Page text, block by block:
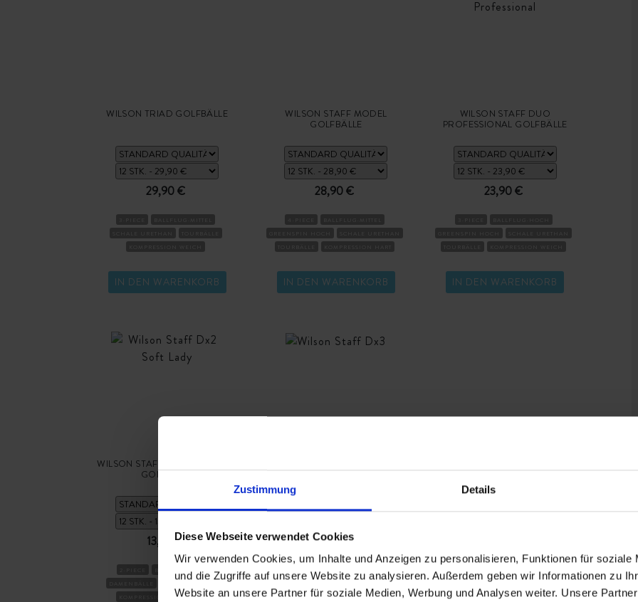
Zustimmung Details
Diese Webseite verwendet Cookies
Wir verwenden Cookies, um Inhalte und Anzeigen zu personalisieren, Funktionen für soziale
und die Zugriffe auf unsere Website zu analysieren. Außerdem geben wir Informationen zu
Website an unsere Partner für soziale Medien, Werbung und Analysen weiter. Unsere
WILSON TRIAD GOLFBÄLLE
29,90 €
IN DEN WARENKORB
WILSON STAFF MODEL
GOLFBÄLLE
28,90 €
IN DEN WARENKORB
WILSON STAFF DUO
PROFESSIONAL GOLFBÄLLE
23,90 €
IN DEN WARENKORB
WILSON STAFF DX2 SOFT LADY
GOLFBÄLLE
13,90 €
BALLFLUG-HOCH
KOMPRESSION SEHR WEICH
13,90 €
3-PIECE
BALLFLUG-MITTEL
SCHALE IONOMER
SCHALE URETHAN